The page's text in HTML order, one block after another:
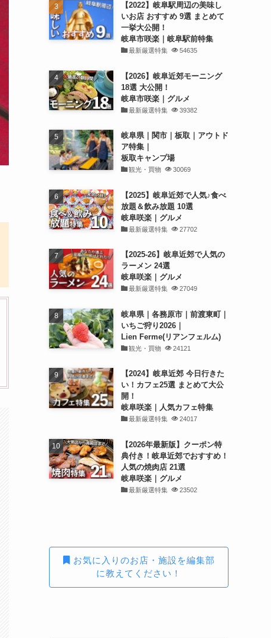
【2022】岐阜駅周辺の美味し
いお店 おすすめ 9選 まとめて
一挙大公開！
岐阜市咲楽｜岐阜駅前特集
最新厳選特集 54635
【2026】岐阜近郊モーニング
18選 大公開！
岐阜市咲楽｜グルメ
最新厳選特集 39382
岐阜県｜関市｜板取｜アウトド
ア特集｜
板取キャンプ場
観光・買物 30069
【2025】岐阜近郊で人気♪食べ
放題＆飲み放題 10選
岐阜咲楽｜グルメ
最新厳選特集 27702
【2025-26】岐阜近郊で人気の
ラーメン 24選
岐阜咲楽｜グルメ
最新厳選特集 27049
岐阜県｜各務原市｜前渡東町｜
いちご狩り2026｜
Lien Ferme(リアンフェルム)
観光・買物 24121
【2024】岐阜近郊 今日行きた
い！カフェ25選 まとめて大公
開！
岐阜咲楽｜人気カフェ特集
最新厳選特集 24017
【2026年最新版】クーポン特
典付き！岐阜近郊でおすすめ！
人気の焼肉店 21選
岐阜咲楽｜グルメ
最新厳選特集 23502
お気に入りのお店・施設を編集部
に教えてください！